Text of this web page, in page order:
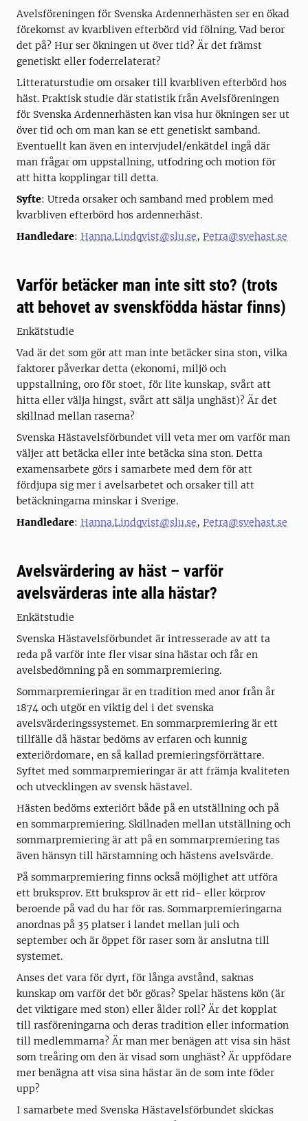
Avelsföreningen för Svenska Ardennerhästen ser en ökad
förekomst av kvarbliven efterbörd vid fölning. Vad beror
det på? Hur ser ökningen ut över tid? Är det främst
genetiskt eller foderrelaterat?
Litteraturstudie om orsaker till kvarbliven efterbörd hos
häst. Praktisk studie där statistik från Avelsföreningen
för Svenska Ardennerhästen kan visa hur ökningen ser ut
över tid och om man kan se ett genetiskt samband.
Eventuellt kan även en intervjudel/enkätdel ingå där
man frågar om uppstallning, utfodring och motion för
att hitta kopplingar till detta.
Syfte: Utreda orsaker och samband med problem med
kvarbliven efterbörd hos ardennerhäst.
Handledare: Hanna.Lindqvist@slu.se, Petra@svehast.se
Varför betäcker man inte sitt sto? (trots
att behovet av svenskfödda hästar finns)
Enkätstudie
Vad är det som gör att man inte betäcker sina ston, vilka
faktorer påverkar detta (ekonomi, miljö och
uppstallning, oro för stoet, för lite kunskap, svårt att
hitta eller välja hingst, svårt att sälja unghäst)? Är det
skillnad mellan raserna?
Svenska Hästavelsförbundet vill veta mer om varför man
väljer att betäcka eller inte betäcka sina ston. Detta
examensarbete görs i samarbete med dem för att
fördjupa sig mer i avelsarbetet och orsaker till att
betäckningarna minskar i Sverige.
Handledare: Hanna.Lindqvist@slu.se, Petra@svehast.se
Avelsvärdering av häst – varför
avelsvärderas inte alla hästar?
Enkätstudie
Svenska Hästavelsförbundet är intresserade av att ta
reda på varför inte fler visar sina hästar och får en
avelsbedömning på en sommarpremiering.
Sommarpremieringar är en tradition med anor från år
1874 och utgör en viktig del i det svenska
avelsvärderingssystemet. En sommarpremiering är ett
tillfälle då hästar bedöms av erfaren och kunnig
exteriördomare, en så kallad premieringsförrättare.
Syftet med sommarpremieringar är att främja kvaliteten
och utvecklingen av svensk hästavel.
Hästen bedöms exteriört både på en utställning och på
en sommarpremiering. Skillnaden mellan utställning och
sommarpremiering är att på en sommarpremiering tas
även hänsyn till härstamning och hästens avelsvärde.
På sommarpremiering finns också möjlighet att utföra
ett bruksprov. Ett bruksprov är ett rid- eller körprov
beroende på vad du har för ras. Sommarpremieringarna
anordnas på 35 platser i landet mellan juli och
september och är öppet för raser som är anslutna till
systemet.
Anses det vara för dyrt, för långa avstånd, saknas
kunskap om varför det bör göras? Spelar hästens kön (är
det viktigare med ston) eller ålder roll? Är det kopplat
till rasföreningarna och deras tradition eller information
till medlemmarna? Är man mer benägen att visa sin häst
som treåring om den är visad som unghäst? Är uppfödare
mer benägna att visa sina hästar än de som inte föder
upp?
I samarbete med Svenska Hästavelsförbundet skickas